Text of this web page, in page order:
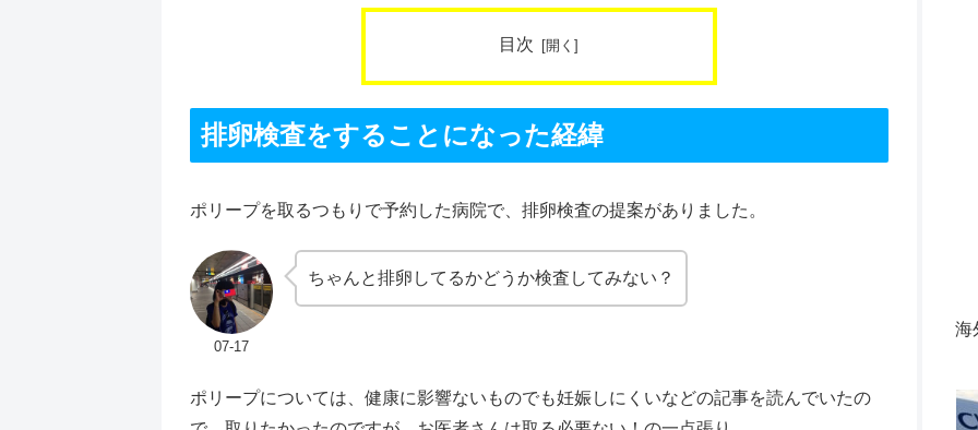
目次
排卵検査をすることになった経緯
ポリープを取るつもりで予約した病院で、排卵検査の提案がありました。
07-17
ちゃんと排卵してるかどうか検査してみない？
ポリープについては、健康に影響ないものでも妊娠しにくいなどの記事を読んでいたの
海